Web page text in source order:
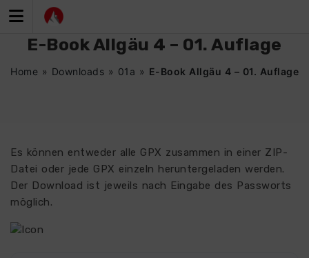
Inhalt
E-Book Allgäu 4 – 01. Auflage
Home » Downloads » 01a » E-Book Allgäu 4 – 01. Auflage
Es können entweder alle GPX zusammen in einer ZIP-
Datei oder jede GPX einzeln heruntergeladen werden.
Der Download ist jeweils nach Eingabe des Passworts
möglich.